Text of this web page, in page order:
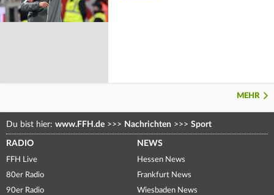
MEHR
Du bist hier: www.FFH.de >>> Nachrichten >>> Sport
RADIO
FFH Live
80er Radio
90er Radio
NEWS
Hessen News
Frankfurt News
Wiesbaden News